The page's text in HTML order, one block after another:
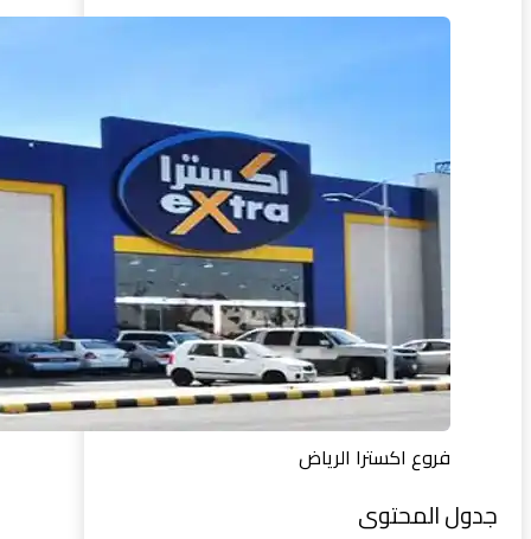
فروع اكسترا الرياض
جدول المحتوى